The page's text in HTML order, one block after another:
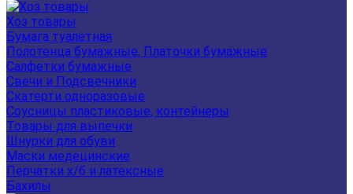
Хоз товары
Бумага туалетная
Полотенца бумажные, Платочки бумажные
Салфетки бумажные
Свечи и Подсвечники
Скатерти одноразовые
Соусницы пластиковые, контейнеры
Товары для выпечки
Шнурки для обуви
Маски медецинские
Перчатки х/б и латексные
Бахилы